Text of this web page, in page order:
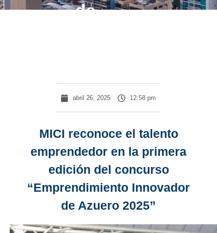
de
abril 26, 2025 12:58 pm
MICI reconoce el talento
emprendedor en la primera
edición del concurso
“Emprendimiento Innovador
de Azuero 2025”